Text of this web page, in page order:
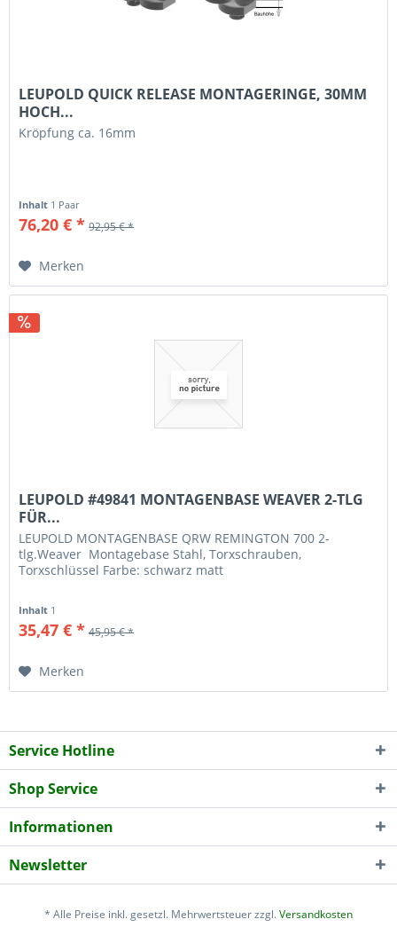
LEUPOLD QUICK RELEASE MONTAGERINGE, 30MM
HOCH...
Kröpfung ca. 16mm
Inhalt 1 Paar
76,20 € * 92,95 € *
Merken
LEUPOLD #49841 MONTAGENBASE WEAVER 2-TLG
FÜR...
LEUPOLD MONTAGENBASE QRW REMINGTON 700 2-
tlg.Weaver Montagebase Stahl, Torxschrauben,
Torxschlüssel Farbe: schwarz matt
Inhalt 1
35,47 € * 45,95 € *
Merken
Service Hotline
Shop Service
Informationen
Newsletter
* Alle Preise inkl. gesetzl. Mehrwertsteuer zzgl.Versandkosten